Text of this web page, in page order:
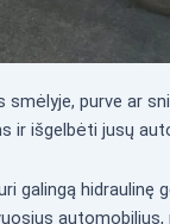
purve ar
ir išgelbėti jusų
galingą hidraulinę
automobilius,